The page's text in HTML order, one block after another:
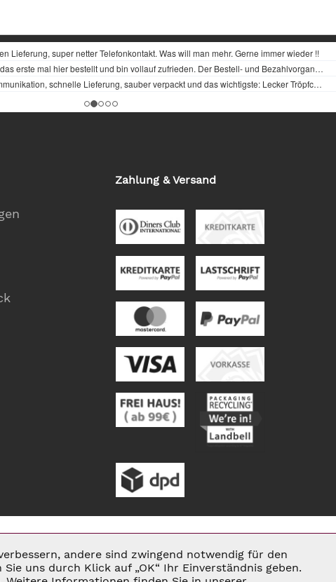
Zahlung & Versand
Aktiv
andere sind zwingend notwendig für den
uns durch Klick auf „OK“ Ihr Einverständnis geben.